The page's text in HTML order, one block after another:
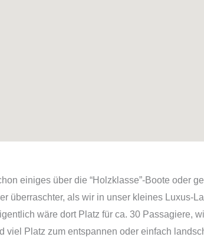
einiges über die “Holzklasse”-Boote oder
überraschter, als wir in unser kleines Luxus-
wäre dort Platz für ca. 30 Passagiere,
viel Platz zum entspannen oder einfach